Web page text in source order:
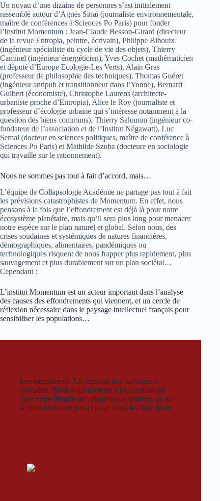
Un noyau d’une dizaine de personnes s’est initialement
rassemblé autour d’Agnès Sinaï (journaliste environnementale,
maître de conférences à Sciences Po Paris) pour fonder
l’Institut Momentum : Jean-Claude Besson-Girard (directeur
de la revue Entropia, peintre, écrivain), Philippe Bihouix
(ingénieur spécialiste du cycle de vie des objets), Thierry
Caminel (ingénieur énergéticien), Yves Cochet (mathématicien
et député d’Europe Ecologie-Les Verts), Alain Gras
(professeur de philosophie des techniques), Thomas Guéret
(ingénieur antipub et transitionneur dans l’Yonne), Bernard
Guibert (économiste), Christophe Laurens (architecte-
urbaniste proche d’Entropia), Alice le Roy (journaliste et
professeur d’écologie urbaine qui s’intéresse notamment à la
question des biens communs), Thierry Salomon (ingénieur co-
fondateur de l’association et de l’Institut Négawatt), Luc
Semal (docteur en sciences politiques, maître de conférence à
Sciences Po Paris) et Mathilde Szuba (docteure en sociologie
qui travaille sur le rationnement).
Nous ne sommes pas tout à fait d’accord, mais…
L’équipe de Collapsologie Académie ne partage pas tout à fait
les prévisions catastrophistes de Momentum. En effet, nous
pensons à la fois que l’effondrement est déjà là pour notre
écosystème planétaire, mais qu’il sera plus long pour menacer
notre espèce sur le plan naturel et global. Selon nous, des
crises soudaines et systémiques de natures financières,
démographiques, alimentaires, pandémiques ou
technologiques risquent de nous frapper plus rapidement, plus
sauvagement et plus durablement sur un plan sociétal…
Cependant :
L’institut Momentum est un acteur important dans l’analyse
des causes des effondrements qui viennent, et un cercle de
réflexion nécessaire dans le paysage intellectuel français pour
sensibiliser les populations…
Les membres de XR écrivent des ouvrages à
connaître. Nous vous invitons à les commander
chez votre libraire de village ou de quartier, ou ici
si vous n’en avez pas et pour vous les faire livrer
: